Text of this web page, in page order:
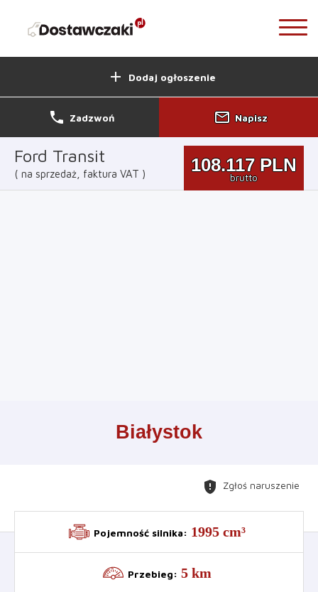
add Dodaj ogłoszenie
Ford Transit
na sprzedaż, faktura VAT 108.117 PLN
brutto
Białystok
gpp_maybe Zgłoś naruszenie
Pojemność silnika: 1995 cm³
Przebieg: 5 km
phone Zadzwoń mail_outline Napisz